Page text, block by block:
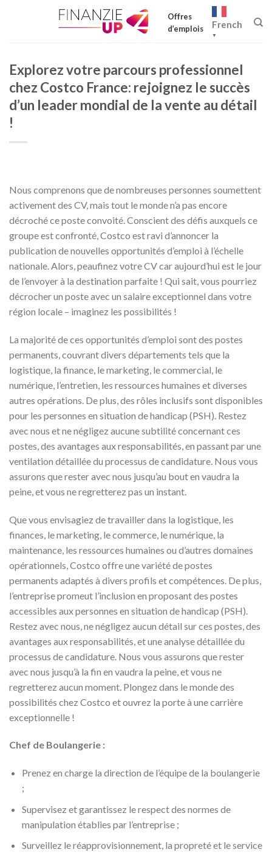
Offres
d’emplois
French
▼
Explorez votre parcours professionnel
chez Costco France: rejoignez le succès
d’un leader mondial de la vente au détail
!
Nous comprenons que de nombreuses personnes soumettent
activement des CV, mais tout le monde n’a pas encore
décroché ce poste convoité. Conscient des défis auxquels ce
groupe est confronté, Costco est ravi d’annoncer la
publication de nouvelles opportunités d’emploi à l’échelle
nationale. Alors, peaufinez votre CV car aujourd’hui est le jour
de l’envoyer à la destination parfaite ! Qui sait, vous pourriez
décrocher un poste avec un salaire exceptionnel dans votre
région locale – imaginez les possibilités !
La majorité de ces opportunités d’emploi sont des postes
permanents, couvrant divers départements tels que la
logistique, la finance, le marketing, le commercial, le
numérique, l’entretien, les ressources humaines et diverses
autres opérations. De plus, des rôles inclusifs sont disponibles
pour les personnes en situation de handicap (PSH). Restez
avec nous et ne négligez aucune subtilité concernant ces
postes, des avantages aux responsabilités, en passant par une
ventilation détaillée du processus de candidature. Nous vous
assurons que rester avec nous jusqu’au bout en vaudra la
peine, et vous ne regretterez pas un instant.
Que vous envisagiez de travailler dans la logistique, les
finances, le marketing, le commerce, le numérique, la
maintenance, les ressources humaines ou d’autres domaines
opérationnels, Costco offre une variété de postes
permanents adaptés à divers profils et compétences. De plus,
l’entreprise promeut l’inclusion en proposant des postes
accessibles aux personnes en situation de handicap (PSH).
Restez avec nous, ne négligez aucun détail sur ces postes, des
avantages aux responsabilités, et une analyse détaillée du
processus de candidature. Nous vous assurons que rester
avec nous jusqu’à la fin en vaudra la peine, et vous ne
regretterez aucun moment. Plongez dans le monde des
possibilités chez Costco et ouvrez la porte à une carrière
exceptionnelle !
Chef de Boulangerie :
Prenez en charge la direction de l’équipe de la boulangerie
;
Supervisez et garantissez le respect des normes de
manipulation établies par l’entreprise ;
Surveillez le réapprovisionnement, la propreté et le service